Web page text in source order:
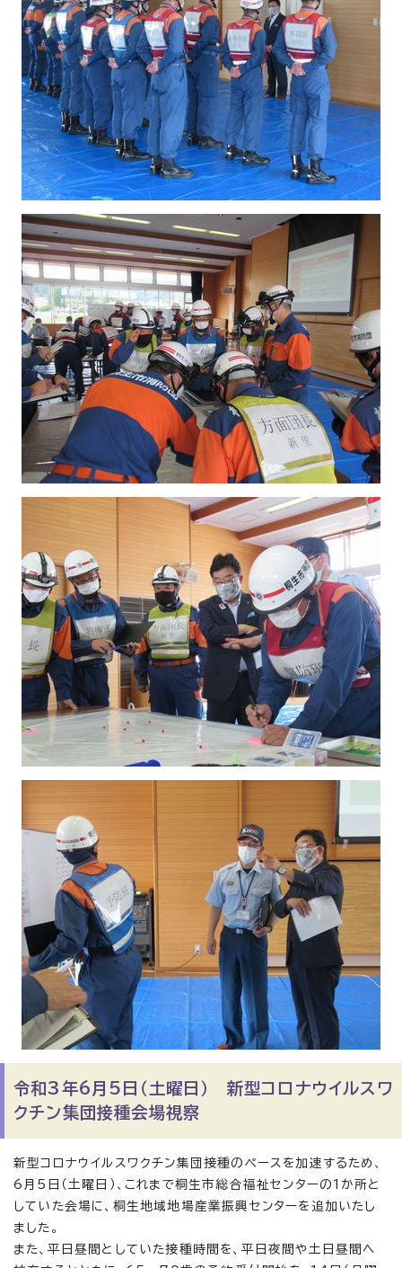
令和3年6月5日（土曜日） 新型コロナウイルスワ
クチン集団接種会場視察
新型コロナウイルスワクチン集団接種のペースを加速するため、
6月5日（土曜日）、これまで桐生市総合福祉センターの1か所と
していた会場に、桐生地域地場産業振興センターを追加いたし
ました。
また、平日昼間としていた接種時間を、平日夜間や土日昼間へ